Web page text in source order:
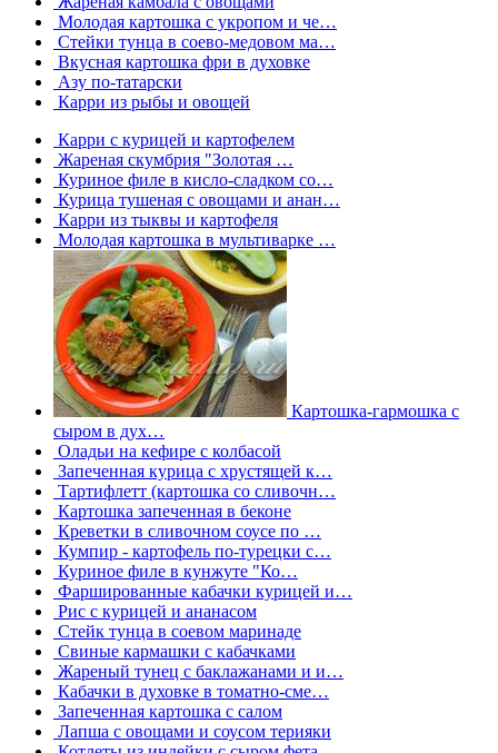
Молодая картошка с укропом и че…
Стейки тунца в соево-медовом ма…
Вкусная картошка фри в духовке
Азу по-татарски
Карри из рыбы и овощей
Карри с курицей и картофелем
Жареная скумбрия "Золотая …
Куриное филе в кисло-сладком со…
Курица тушеная с овощами и анан…
Карри из тыквы и картофеля
Молодая картошка в мультиварке …
Картошка-гармошка с
сыром в дух…
Оладьи на кефире с колбасой
Запеченная курица с хрустящей к…
Тартифлетт (картошка со сливочн…
Картошка запеченная в беконе
Креветки в сливочном соусе по …
Кумпир - картофель по-турецки с…
Куриное филе в кунжуте "Ко…
Фаршированные кабачки курицей и…
Рис с курицей и ананасом
Стейк тунца в соевом маринаде
Свиные кармашки с кабачками
Жареный тунец с баклажанами и и…
Кабачки в духовке в томатно-сме…
Запеченная картошка с салом
Лапша с овощами и соусом терияки